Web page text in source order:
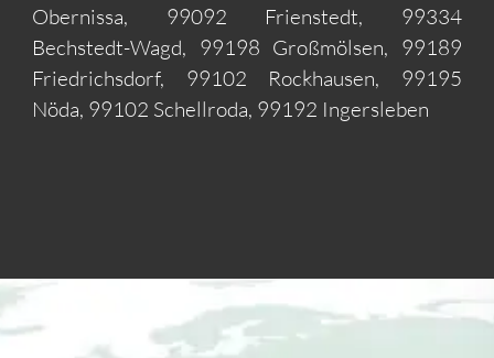
Obernissa, 99092 Frienstedt, 99334
Bechstedt-Wagd, 99198 Großmölsen, 99189
Friedrichsdorf, 99102 Rockhausen, 99195
Nöda, 99102 Schellroda, 99192 Ingersleben